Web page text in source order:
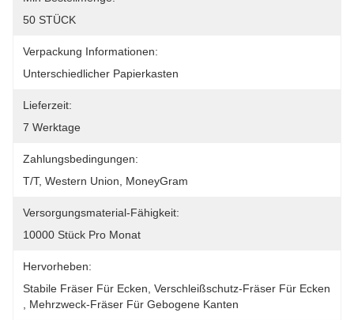
50 STÜCK
Verpackung Informationen:
Unterschiedlicher Papierkasten
Lieferzeit:
7 Werktage
Zahlungsbedingungen:
T/T, Western Union, MoneyGram
Versorgungsmaterial-Fähigkeit:
10000 Stück Pro Monat
Hervorheben:
Stabile Fräser Für Ecken Verschleißschutz-Fräser Für Ecken
Mehrzweck-Fräser Für Gebogene Kanten